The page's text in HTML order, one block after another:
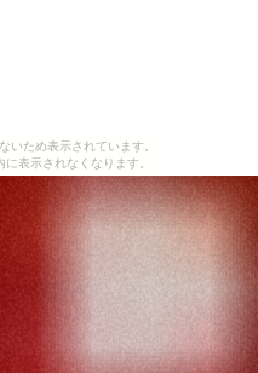
いため表示されています。
表示されなくなります。